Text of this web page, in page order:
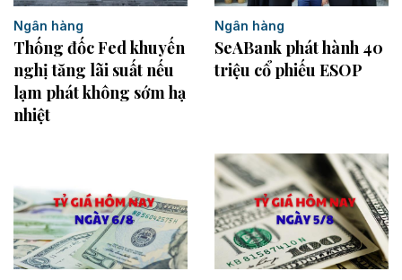
Ngân hàng
Thống đốc Fed khuyến
nghị tăng lãi suất nếu
lạm phát không sớm hạ
nhiệt
Ngân hàng
SeABank phát hành 40
triệu cổ phiếu ESOP